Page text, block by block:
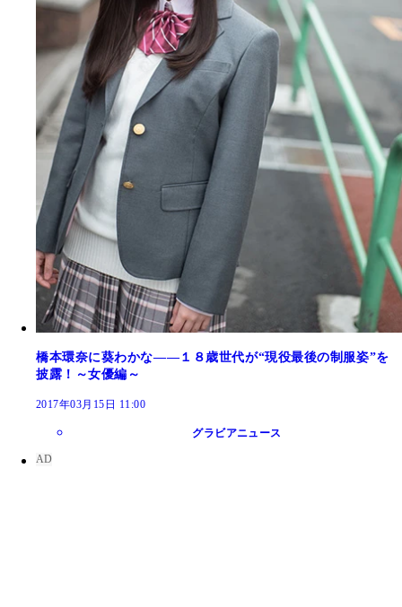
橋本環奈に葵わかな――１８歳世代が“現役最後の制服姿”を
披露！～女優編～
2017年03月15日 11:00
グラビアニュース